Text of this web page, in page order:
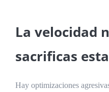
La velocidad
sacrificas
Hay optimizaciones